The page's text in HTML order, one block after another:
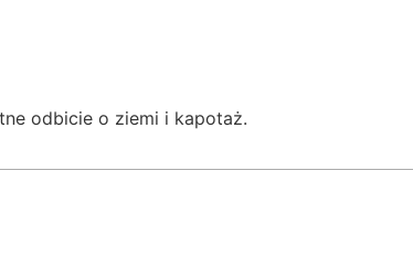
odbicie o ziemi i kapotaż.